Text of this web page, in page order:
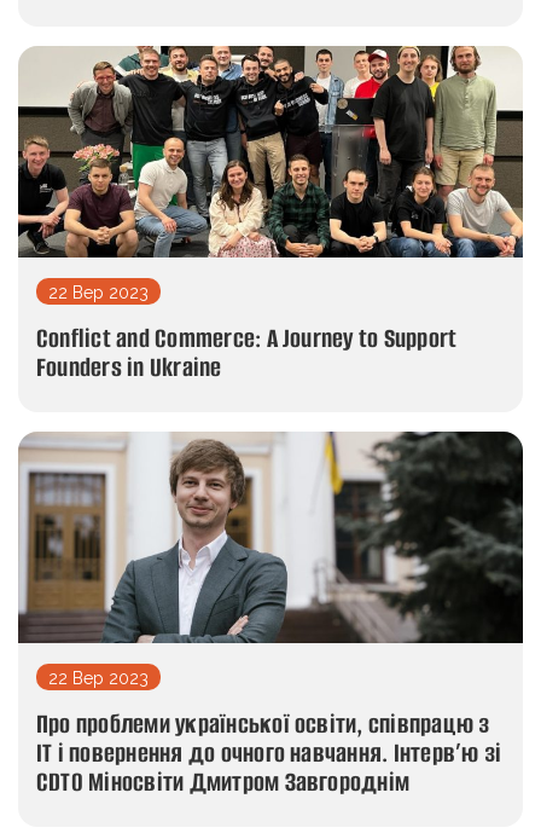
22 Вер 2023
Conflict and Commerce: A Journey to Support
Founders in Ukraine
22 Вер 2023
Про проблеми української освіти, співпрацю з
IT і повернення до очного навчання. Інтерв’ю зі
CDTO Міносвіти Дмитром Завгороднім